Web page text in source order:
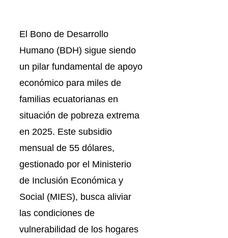
El Bono de Desarrollo
Humano (BDH) sigue siendo
un pilar fundamental de apoyo
económico para miles de
familias ecuatorianas en
situación de pobreza extrema
en 2025. Este subsidio
mensual de 55 dólares,
gestionado por el Ministerio
de Inclusión Económica y
Social (MIES), busca aliviar
las condiciones de
vulnerabilidad de los hogares